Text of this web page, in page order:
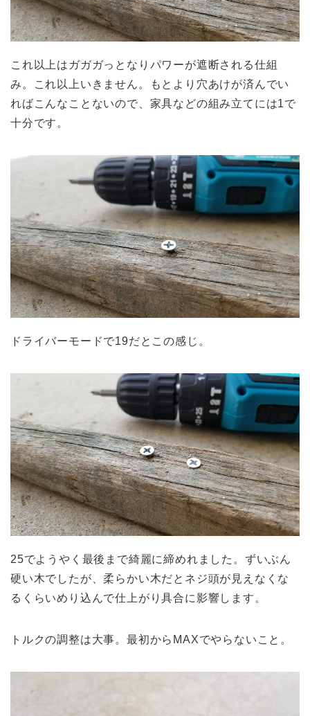
これ以上はガガガっとなりパワーが遮断される仕組
み。これ以上いきません。もとより穴あけが済んでい
ればこんなことないので、家具などの組み立てには1で
十分です。
ドライバーモードで19だとこの感じ。
25でようやく最後まで綺麗に締めれました。ずいぶん
硬い木でしたが、柔らかい木だとネジ頭が見えなくな
るくらいめり込んで仕上がり具合に影響します。
トルクの調整は大事。最初からMAXでやらないこと。